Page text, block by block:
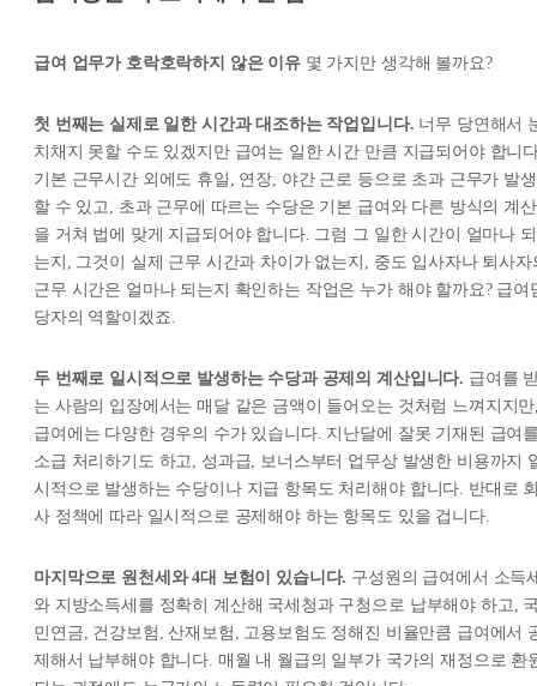
급여 업무가 호락호락하지 않은 이유몇 가지만 생각해 볼까요?
첫 번째는 실제로 일한 시간과 대조하는 작업입니다. 너무 당연해서
치채지 못할 수도 있겠지만 급여는 일한 시간 만큼 지급되어야 합니
기본 근무시간 외에도 휴일, 연장, 야간 근로 등으로 초과 근무가 발생
할 수 있고, 초과 근무에 따르는 수당은 기본 급여와 다른 방식의 계산
을 거쳐 법에 맞게 지급되어야 합니다. 그럼 그 일한 시간이 얼마나 되
는지, 그것이 실제 근무 시간과 차이가 없는지, 중도 입사자나 퇴사자
근무 시간은 얼마나 되는지 확인하는 작업은 누가 해야 할까요? 급여
당자의 역할이겠죠.
두 번째로 일시적으로 발생하는 수당과 공제의 계산입니다. 급여를
는 사람의 입장에서는 매달 같은 금액이 들어오는 것처럼 느껴지지
급여에는 다양한 경우의 수가 있습니다. 지난달에 잘못 기재된 급여
소급 처리하기도 하고, 성과급, 보너스부터 업무상 발생한 비용까지
시적으로 발생하는 수당이나 지급 항목도 처리해야 합니다. 반대로
사 정책에 따라 일시적으로 공제해야 하는 항목도 있을 겁니다.
마지막으로 원천세와 4대 보험이 있습니다. 구성원의 급여에서 소득
와 지방소득세를 정확히 계산해 국세청과 구청으로 납부해야 하고,
민연금, 건강보험, 산재보험, 고용보험도 정해진 비율만큼 급여에서
제해서 납부해야 합니다. 매월 내 월급의 일부가 국가의 재정으로 환